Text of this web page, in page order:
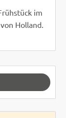
im
Holland.